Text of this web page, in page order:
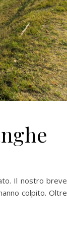
Il nostro breve
colpito. Oltre